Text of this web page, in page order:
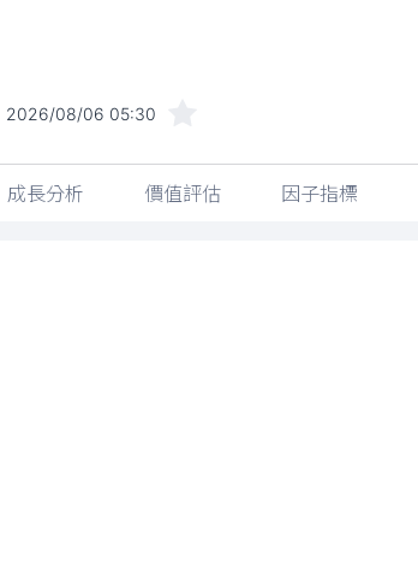
2026/08/06 05:30
成長分析 價值評估 因子指標